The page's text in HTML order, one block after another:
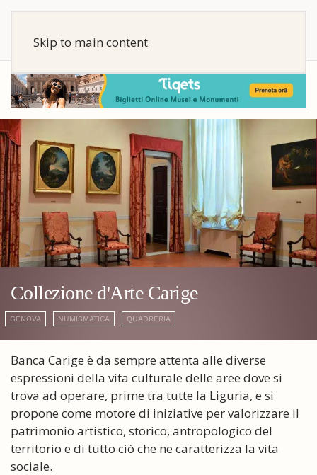
Skip to main content
Collezione d'Arte Carige
GENOVA NUMISMATICA QUADRERIA
Banca Carige è da sempre attenta alle diverse
espressioni della vita culturale delle aree dove si
trova ad operare, prime tra tutte la Liguria, e si
propone come motore di iniziative per valorizzare il
patrimonio artistico, storico, antropologico del
territorio e di tutto ciò che ne caratterizza la vita
sociale.